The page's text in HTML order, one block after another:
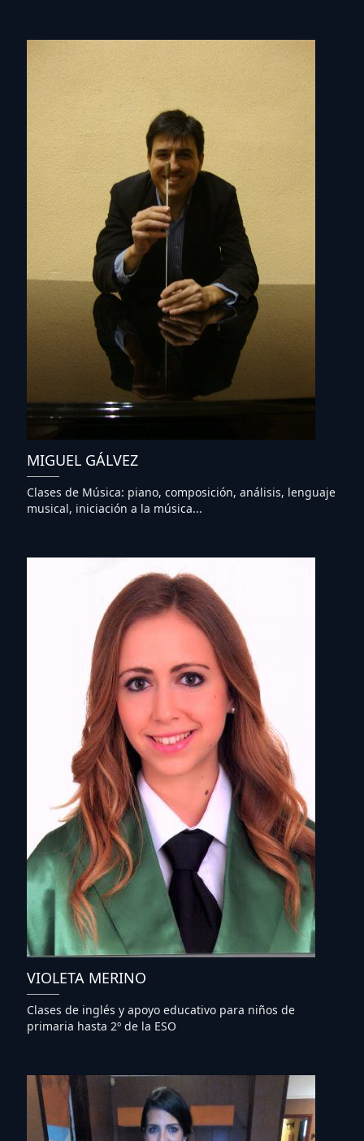
MIGUEL GÁLVEZ
Clases de Música: piano, composición, análisis, lenguaje
musical, iniciación a la música...
VIOLETA MERINO
Clases de inglés y apoyo educativo para niños de
primaria hasta 2º de la ESO